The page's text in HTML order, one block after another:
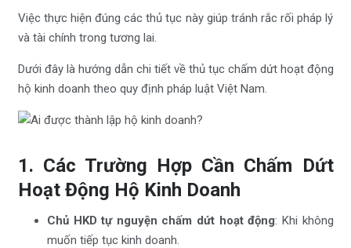
Việc thực hiện đúng các thủ tục này giúp tránh rắc rối pháp lý
và tài chính trong tương lai.
Dưới đây là hướng dẫn chi tiết về thủ tục chấm dứt hoạt động
hộ kinh doanh theo quy định pháp luật Việt Nam.
1. Các Trường Hợp Cần Chấm Dứt
Hoạt Động Hộ Kinh Doanh
Chủ HKD tự nguyện chấm dứt hoạt động: Khi không
muốn tiếp tục kinh doanh.